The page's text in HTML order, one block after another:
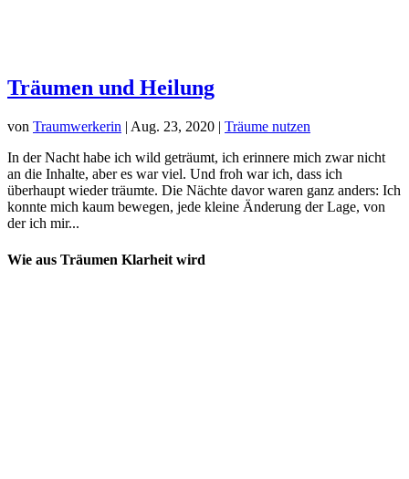
Träumen und Heilung
von Traumwerkerin | Aug. 23, 2020 | Träume nutzen
In der Nacht habe ich wild geträumt, ich erinnere mich zwar nicht
an die Inhalte, aber es war viel. Und froh war ich, dass ich
überhaupt wieder träumte. Die Nächte davor waren ganz anders: Ich
konnte mich kaum bewegen, jede kleine Änderung der Lage, von
der ich mir...
Wie aus Träumen Klarheit wird